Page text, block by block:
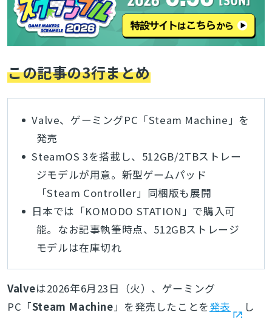
この記事の3行まとめ
Valve、ゲーミングPC「Steam Machine」を
発売
SteamOS 3を搭載し、512GB/2TBストレー
ジモデルが用意。新型ゲームパッド
「Steam Controller」同梱版も展開
日本では「KOMODO STATION」で購入可
能。なお記事執筆時点、512GBストレージ
モデルは在庫切れ
Valveは2026年6月23日（火）、ゲーミング
PC「Steam Machine」を発売したことを発表
し